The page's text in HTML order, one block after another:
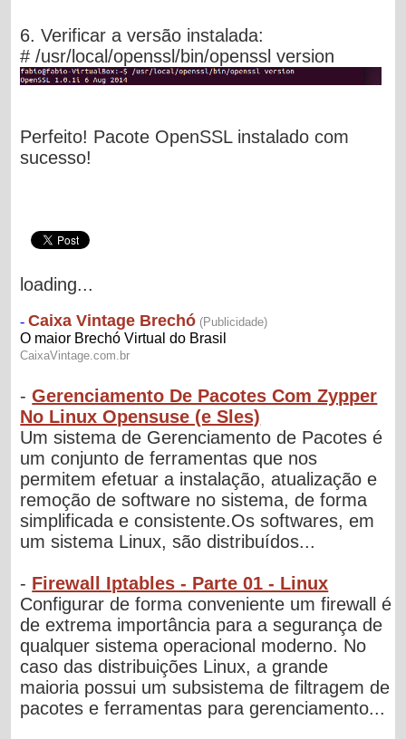
6. Verificar a versão instalada:
# /usr/local/openssl/bin/openssl version
Perfeito! Pacote OpenSSL instalado com
sucesso!
loading...
-Gerenciamento De Pacotes Com Zypper
No Linux Opensuse (e Sles)
Um sistema de Gerenciamento de Pacotes é
um conjunto de ferramentas que nos
permitem efetuar a instalação, atualização e
remoção de software no sistema, de forma
simplificada e consistente.Os softwares, em
um sistema Linux, são distribuídos...
- Firewall Iptables - Parte 01 - Linux
Configurar de forma conveniente um firewall é
de extrema importância para a segurança de
qualquer sistema operacional moderno. No
caso das distribuições Linux, a grande
maioria possui um subsistema de filtragem de
pacotes e ferramentas para gerenciamento...